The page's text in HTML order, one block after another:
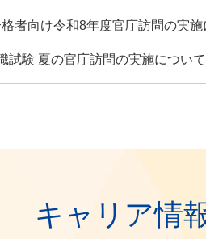
向け令和8年度官庁訪問の実施
験 夏の官庁訪問の実施について
会一覧（総合職・一般職）
キャリア情